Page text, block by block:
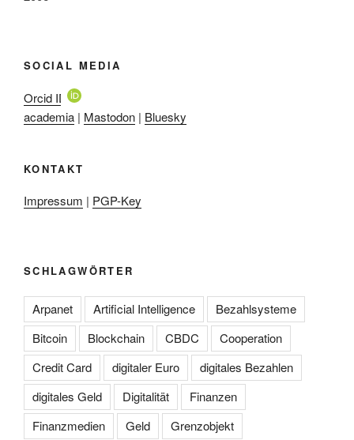
SOCIAL MEDIA
Orcid ID
academia | Mastodon | Bluesky
KONTAKT
Impressum | PGP-Key
SCHLAGWÖRTER
Arpanet Artificial Intelligence
Bezahlsysteme
Bitcoin
Blockchain CBDC
Cooperation
Credit Card
digitaler Euro
digitales Bezahlen
digitales Geld
Digitalität
Finanzen
Finanzmedien
Geld
Grenzobjekt